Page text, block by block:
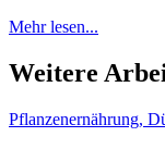
Mehr lesen...
Weitere
Pflanzenernährung,